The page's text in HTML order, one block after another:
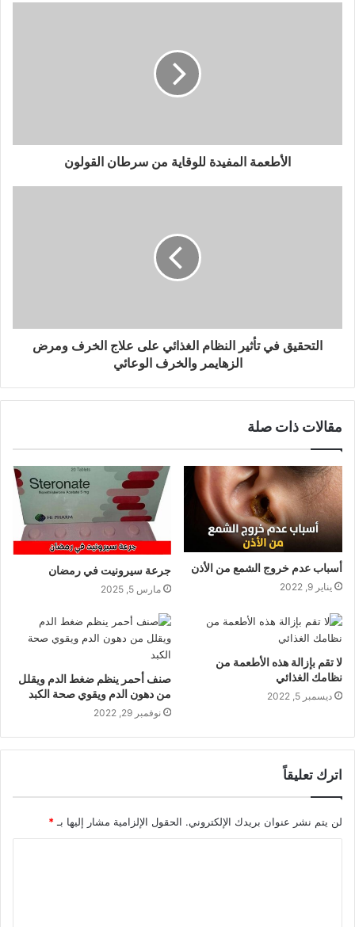
الأطعمة المفيدة للوقاية من سرطان القولون
التحقيق في تأثير النظام الغذائي على علاج الخرف ومرض
الزهايمر والخرف الوعائي
مقالات ذات صلة
أسباب عدم خروج الشمع من الأذن
يناير 9, 2022
جرعة سيرونيت في رمضان
مارس 5, 2025
لا تقم بإزالة هذه الأطعمة من
نظامك الغذائي
ديسمبر 5, 2022
صنف أحمر ينظم ضغط الدم ويقلل
من دهون الدم ويقوي صحة الكبد
نوفمبر 29, 2022
اترك تعليقاً
لن يتم نشر عنوان بريدك الإلكتروني. الحقول الإلزامية مشار إليها بـ*